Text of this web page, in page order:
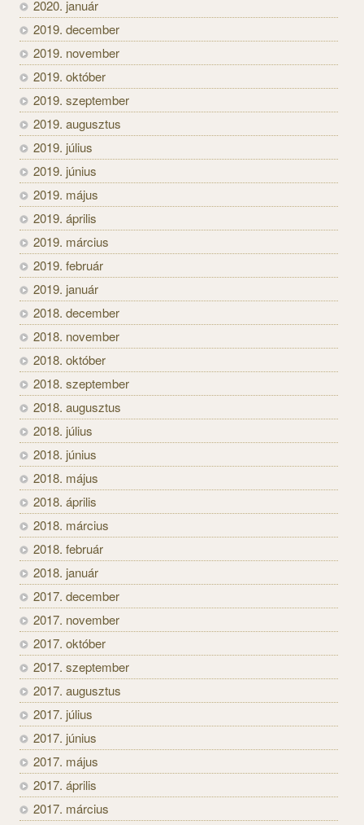
2020. január
2019. december
2019. november
2019. október
2019. szeptember
2019. augusztus
2019. július
2019. június
2019. május
2019. április
2019. március
2019. február
2019. január
2018. december
2018. november
2018. október
2018. szeptember
2018. augusztus
2018. július
2018. június
2018. május
2018. április
2018. március
2018. február
2018. január
2017. december
2017. november
2017. október
2017. szeptember
2017. augusztus
2017. július
2017. június
2017. május
2017. április
2017. március